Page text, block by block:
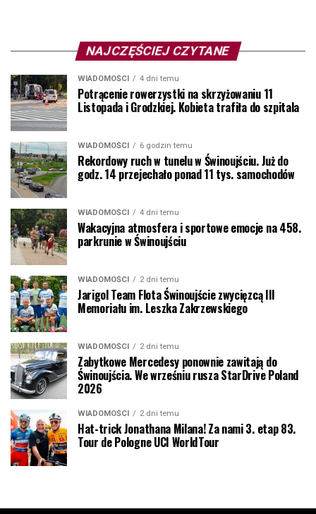
NAJCZĘŚCIEJ CZYTANE
WIADOMOŚCI 4 dni temu
Potrącenie rowerzystki na skrzyżowaniu 11
Listopada i Grodzkiej. Kobieta trafiła do szpitala
WIADOMOŚCI 6 godzin temu
Rekordowy ruch w tunelu w Świnoujściu. Już do
godz. 14 przejechało ponad 11 tys. samochodów
WIADOMOŚCI 4 dni temu
Wakacyjna atmosfera i sportowe emocje na 458.
parkrunie w Świnoujściu
WIADOMOŚCI 2 dni temu
Jarigol Team Flota Świnoujście zwycięzcą III
Memoriału im. Leszka Zakrzewskiego
WIADOMOŚCI 2 dni temu
Zabytkowe Mercedesy ponownie zawitają do
Świnoujścia. We wrześniu rusza StarDrive Poland
2026
WIADOMOŚCI 2 dni temu
Hat-trick Jonathana Milana! Za nami 3. etap 83.
Tour de Pologne UCI WorldTour